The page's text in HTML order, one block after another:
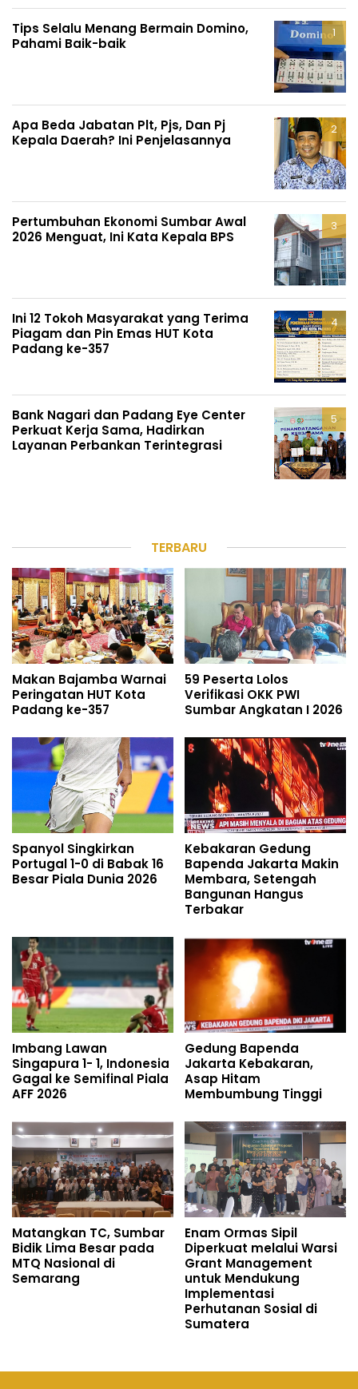
Tips Selalu Menang Bermain Domino,
Pahami Baik-baik
Apa Beda Jabatan Plt, Pjs, Dan Pj
Kepala Daerah? Ini Penjelasannya
Pertumbuhan Ekonomi Sumbar Awal
2026 Menguat, Ini Kata Kepala BPS
Ini 12 Tokoh Masyarakat yang Terima
Piagam dan Pin Emas HUT Kota
Padang ke-357
Bank Nagari dan Padang Eye Center
Perkuat Kerja Sama, Hadirkan
Layanan Perbankan Terintegrasi
TERBARU
Makan Bajamba Warnai
Peringatan HUT Kota
Padang ke-357
59 Peserta Lolos
Verifikasi OKK PWI
Sumbar Angkatan I 2026
Spanyol Singkirkan
Portugal 1-0 di Babak 16
Besar Piala Dunia 2026
Kebakaran Gedung
Bapenda Jakarta Makin
Membara, Setengah
Bangunan Hangus
Terbakar
Imbang Lawan
Singapura 1- 1, Indonesia
Gagal ke Semifinal Piala
AFF 2026
Gedung Bapenda
Jakarta Kebakaran,
Asap Hitam
Membumbung Tinggi
Matangkan TC, Sumbar
Bidik Lima Besar pada
MTQ Nasional di
Semarang
Enam Ormas Sipil
Diperkuat melalui Warsi
Grant Management
untuk Mendukung
Implementasi
Perhutanan Sosial di
Sumatera